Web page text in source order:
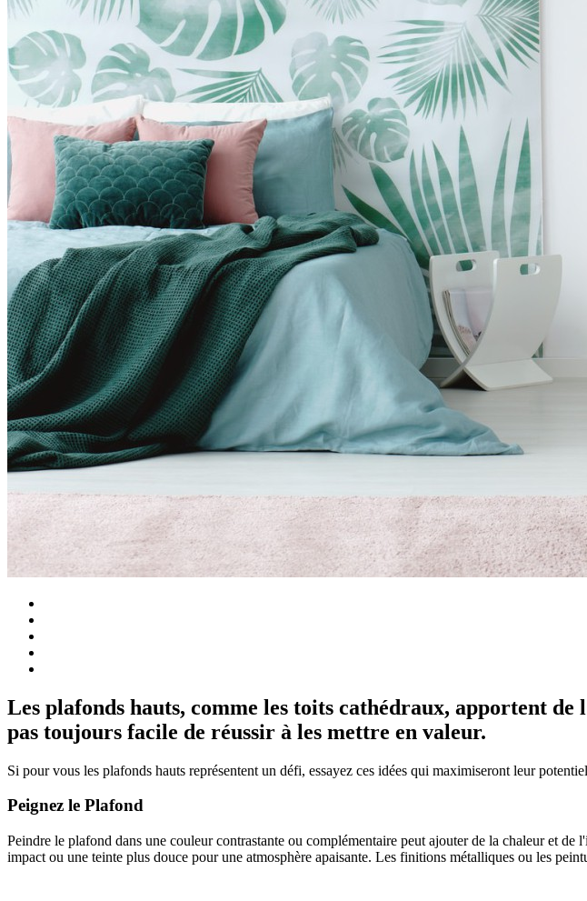
Les plafonds hauts, comme les toits cathédraux, apportent
pas toujours facile de réussir à les mettre en valeur.
Si pour vous les plafonds hauts représentent un défi, essayez ces idées qui maximiseront leur
Peignez le Plafond
Peindre le plafond dans une couleur contrastante ou complémentaire peut ajouter de la chaleur et
impact ou une teinte plus douce pour une atmosphère apaisante. Les finitions métalliques ou les